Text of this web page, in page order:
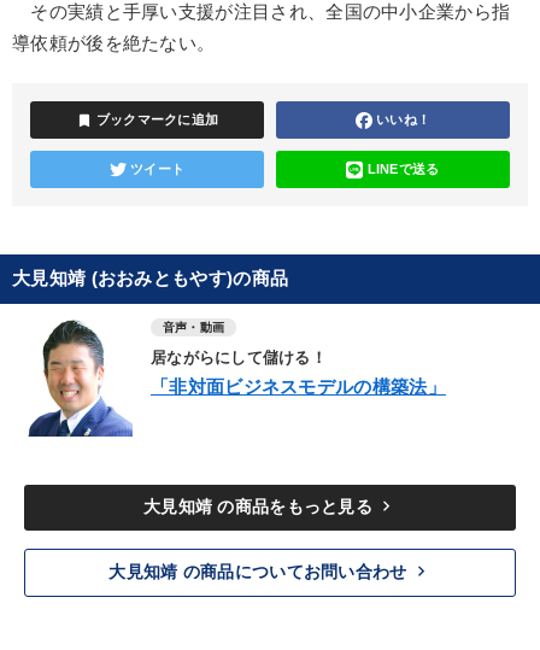
その実績と手厚い支援が注目され、全国の中小企業から指
導依頼が後を絶たない。
bookmark ブックマークに追加 いいね！
ツイート LINEで送る
大見知靖 (おおみともやす)の商品
音声・動画
居ながらにして儲ける！
「非対面ビジネスモデルの構築法」
大見知靖 の商品をもっと見る keyboard_arrow_right
大見知靖 の商品についてお問い合わせ keyboard_arrow_right